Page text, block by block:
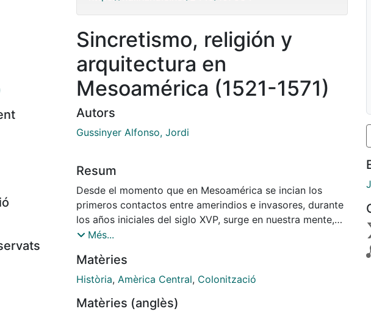
Sincretismo, religión y
arquitectura en
Mesoamérica (1521-1571)
Autors
Gussinyer Alfonso, Jordi
Resum
Desde el momento que en Mesoamérica se incian los
primeros contactos entre amerindios e invasores, durante
los años iniciales del siglo XVP, surge en nuestra mente,
junto con el amargo recuerdo de la nefasta e inconcebible
dos términos antropológicos de ineludible presencia en
estos trágicos momentos del porvenir mesoamericano.
comprender el cambio cultural que iba a producirse. Se
Més...
Matèries
Història, Amèrica Central, Colonització
Matèries (anglès)